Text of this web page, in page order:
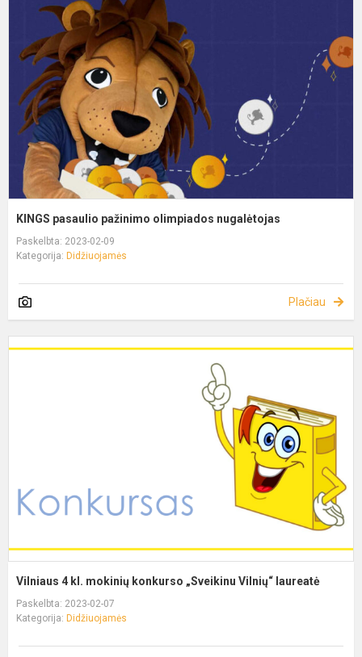
KINGS pasaulio pažinimo olimpiados nugalėtojas
Paskelbta: 2023-02-09
Kategorija: Didžiuojamės
Plačiau
Vilniaus 4 kl. mokinių konkurso „Sveikinu Vilnių“ laureatė
Paskelbta: 2023-02-07
Kategorija: Didžiuojamės